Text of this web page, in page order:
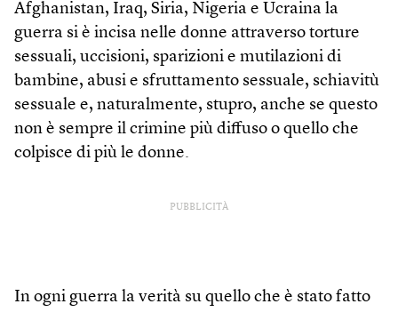
Afghanistan, Iraq, Siria, Nigeria e Ucraina la
guerra si è incisa nelle donne attraverso torture
sessuali, uccisioni, sparizioni e mutilazioni di
bambine, abusi e sfruttamento sessuale, schiavitù
sessuale e, naturalmente, stupro, anche se questo
non è sempre il crimine più diffuso o quello che
colpisce di più le donne.
PUBBLICITÀ
In ogni guerra la verità su quello che è stato fatto